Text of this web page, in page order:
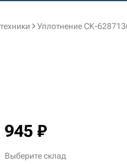
Уплотнение СК-
945 ₽
Выберите склад